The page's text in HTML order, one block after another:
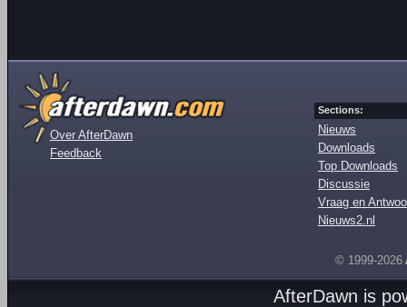
Over AfterDawn
Feedback
Sections:
Nieuws
Downloads
Top Downloads
Discussie
Vraag en
Nieuws2.nl
© 1999-2026
AfterDawn is